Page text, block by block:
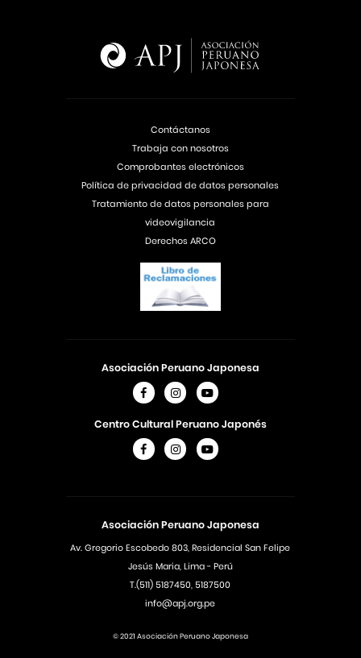
Asociación Peruano Japonesa
Av. Gregorio Escobedo 803, Residencial San Felipe
Jesús Maria, Lima - Perú
T.(511) 5187450, 5187500
info@apj.org.pe
Asociación Peruano Japonesa
Centro Cultural Peruano Japonés
Contáctanos
Trabaja con nosotros
Comprobantes electrónicos
Política de privacidad de datos personales
Tratamiento de datos personales para
videovigilancia
Derechos ARCO
© 2021 Asociación Peruano Japonesa